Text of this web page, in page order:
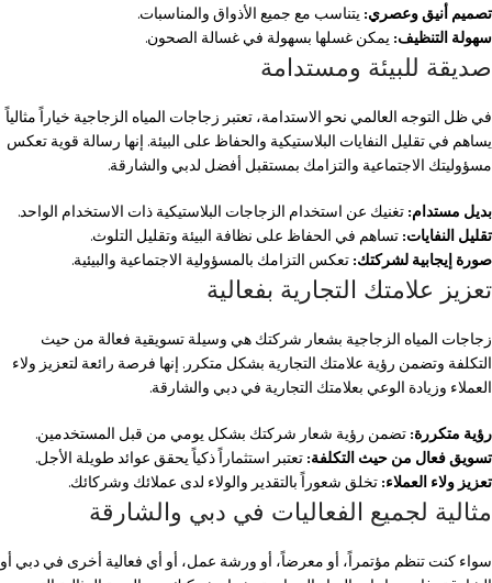
تصميم أنيق وعصري: يتناسب مع جميع الأذواق والمناسبات.
سهولة التنظيف: يمكن غسلها بسهولة في غسالة الصحون.
صديقة للبيئة ومستدامة
في ظل التوجه العالمي نحو الاستدامة، تعتبر زجاجات المياه الزجاجية خياراً مثالياً
يساهم في تقليل النفايات البلاستيكية والحفاظ على البيئة. إنها رسالة قوية تعكس
مسؤوليتك الاجتماعية والتزامك بمستقبل أفضل لدبي والشارقة.
بديل مستدام: تغنيك عن استخدام الزجاجات البلاستيكية ذات الاستخدام الواحد.
تقليل النفايات: تساهم في الحفاظ على نظافة البيئة وتقليل التلوث.
صورة إيجابية لشركتك: تعكس التزامك بالمسؤولية الاجتماعية والبيئية.
تعزيز علامتك التجارية بفعالية
زجاجات المياه الزجاجية بشعار شركتك هي وسيلة تسويقية فعالة من حيث
التكلفة وتضمن رؤية علامتك التجارية بشكل متكرر. إنها فرصة رائعة لتعزيز ولاء
العملاء وزيادة الوعي بعلامتك التجارية في دبي والشارقة.
رؤية متكررة: تضمن رؤية شعار شركتك بشكل يومي من قبل المستخدمين.
تسويق فعال من حيث التكلفة: تعتبر استثماراً ذكياً يحقق عوائد طويلة الأجل.
تعزيز ولاء العملاء: تخلق شعوراً بالتقدير والولاء لدى عملائك وشركائك.
مثالية لجميع الفعاليات في دبي والشارقة
سواء كنت تنظم مؤتمراً، أو معرضاً، أو ورشة عمل، أو أي فعالية أخرى في دبي أو